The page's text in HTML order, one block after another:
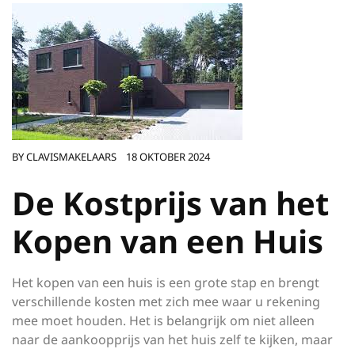
BYCLAVISMAKELAARS 18 OKTOBER 2024
De Kostprijs van het
Kopen van een Huis
Het kopen van een huis is een grote stap en brengt
verschillende kosten met zich mee waar u rekening
mee moet houden. Het is belangrijk om niet alleen
naar de aankoopprijs van het huis zelf te kijken, maar